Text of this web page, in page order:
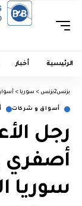
الرئيسية أخبار
بزنس2بزنس > سوريا >
أسواق و شركات
رجل
أصفري
سوريا